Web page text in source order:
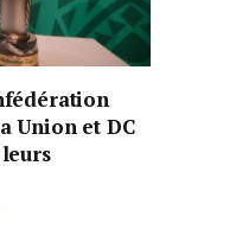
Union et DC